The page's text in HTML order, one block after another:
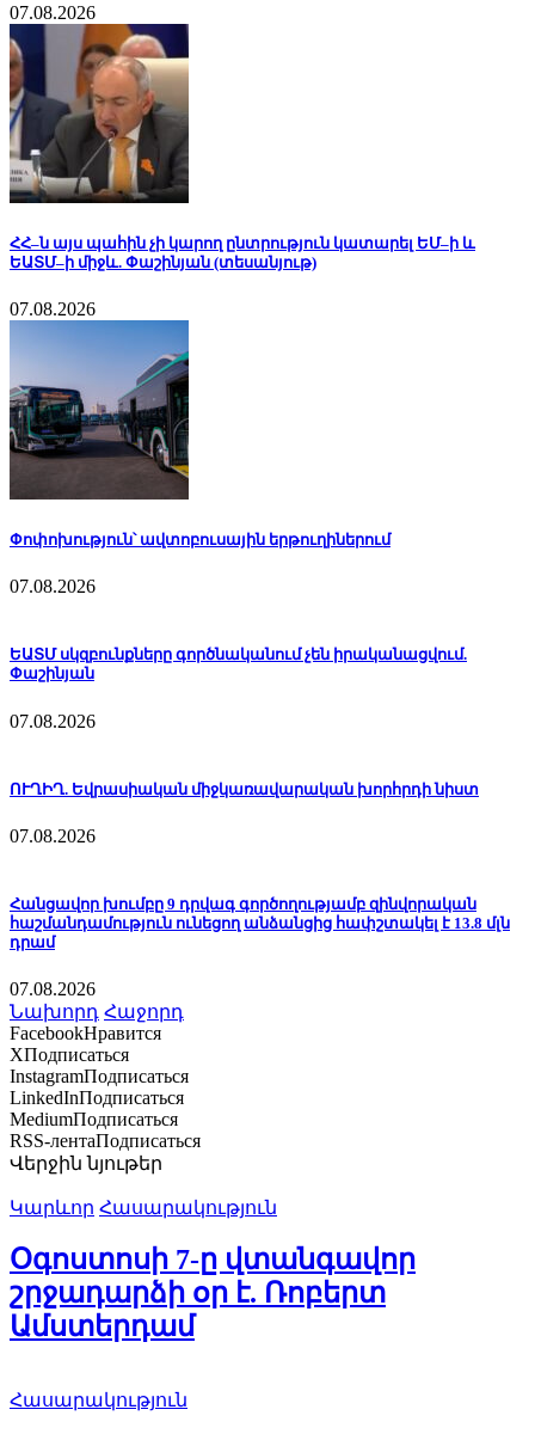
07.08.2026
ՀՀ–ն այս պահին չի կարող ընտրություն կատարել ԵՄ–ի և
ԵԱՏՄ–ի միջև. Փաշինյան (տեսանյութ)
07.08.2026
Փոփոխություն՝ ավտոբուսային երթուղիներում
07.08.2026
ԵԱՏՄ սկզբունքները գործնականում չեն իրականացվում.
Փաշինյան
07.08.2026
ՈՒՂԻՂ. Եվրասիական միջկառավարական խորհրդի նիստ
07.08.2026
Հանցավոր խումբը 9 դրվագ գործողությամբ զինվորական
հաշմանդամություն ունեցող անձանցից հափշտակել է 13.8 մլն
դրամ
07.08.2026
Նախորդ Հաջորդ
FacebookНравится
XПодписаться
InstagramПодписаться
LinkedInПодписаться
MediumПодписаться
RSS-лентаПодписаться
Վերջին նյութեր
Կարևոր Հասարակություն
Օգոստոսի 7-ը վտանգավոր
շրջադարձի օր է. Ռոբերտ
Ամստերդամ
Հասարակություն